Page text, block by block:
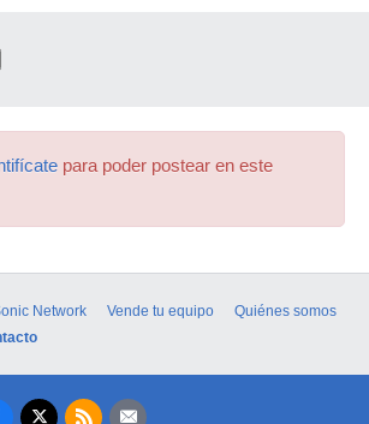
para poder postear en este
Network Vende tu equipo
Quiénes somos